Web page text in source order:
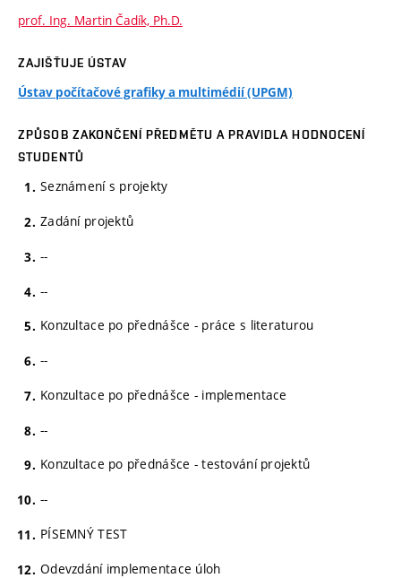
prof. Ing. Martin Čadík, Ph.D.
ZAJIŠŤUJE ÚSTAV
Ústav počítačové grafiky a multimédií (UPGM)
ZPŮSOB ZAKONČENÍ PŘEDMĚTU A PRAVIDLA HODNOCENÍ
STUDENTŮ
Seznámení s projekty
Zadání projektů
--
--
Konzultace po přednášce - práce s literaturou
--
Konzultace po přednášce - implementace
--
Konzultace po přednášce - testování projektů
--
PÍSEMNÝ TEST
Odevzdání implementace úloh